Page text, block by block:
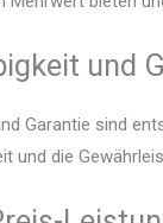
und
Garantie sind
und die